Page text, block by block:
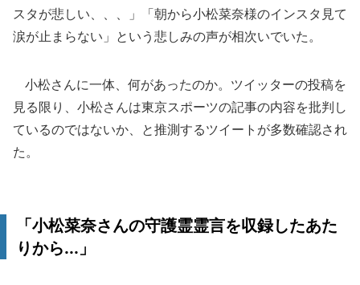
スタが悲しい、、、」「朝から小松菜奈様のインスタ見て
涙が止まらない」という悲しみの声が相次いでいた。
小松さんに一体、何があったのか。ツイッターの投稿を
見る限り、小松さんは東京スポーツの記事の内容を批判し
ているのではないか、と推測するツイートが多数確認され
た。
「小松菜奈さんの守護霊霊言を収録したあた
りから...」